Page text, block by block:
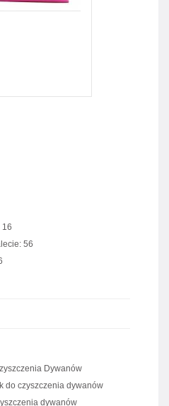
16
56
Dywanów
do czyszczenia dywanów
dywanów